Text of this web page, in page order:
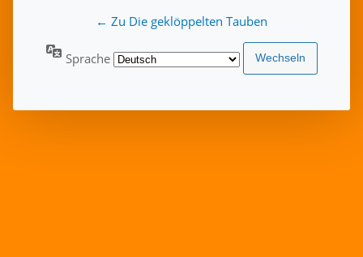
← Zu Die geklöppelten Tauben
Sprache